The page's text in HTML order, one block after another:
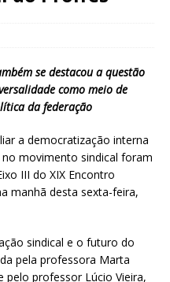
se destacou a questão
como meio de
da federação
a democratização interna
movimento sindical foram
III do XIX Encontro
manhã desta sexta-feira,
sindical e o futuro do
pela professora Marta
pelo professor Lúcio Vieira,